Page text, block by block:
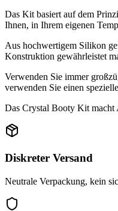
Das Kit basiert auf dem
Ihnen, in Ihrem eigenen
Aus hochwertigem Silikon
Konstruktion gewährleistet
Verwenden Sie immer
verwenden Sie einen
Das Crystal Booty Kit macht
Diskreter Versand
Neutrale Verpackung, kein